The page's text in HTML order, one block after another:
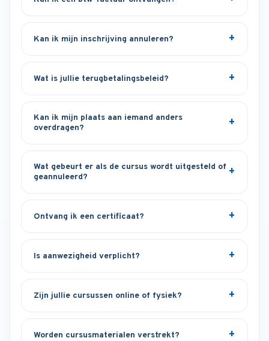
Kan ik mijn inschrijving annuleren?
Wat is jullie terugbetalingsbeleid?
Kan ik mijn plaats aan iemand anders
overdragen?
Wat gebeurt er als de cursus wordt uitgesteld of
geannuleerd?
Ontvang ik een certificaat?
Is aanwezigheid verplicht?
Zijn jullie cursussen online of fysiek?
Worden cursusmaterialen verstrekt?